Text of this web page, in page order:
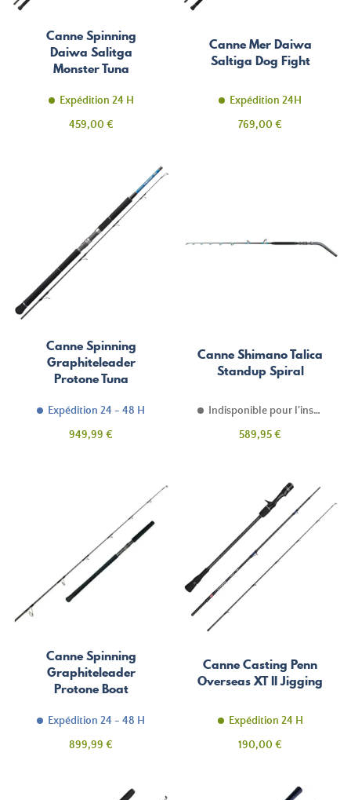
Canne Spinning
Daiwa Salitga
Monster Tuna
Expédition 24 H
Prix
459,00 €
Canne Mer Daiwa
Saltiga Dog Fight
Expédition 24H
Prix
769,00 €
Canne Spinning
Graphiteleader
Protone Tuna
Expédition 24 - 48 H
Prix
949,99 €
Canne Shimano Talica
Standup Spiral
Indisponible pour l'instant
Prix
589,95 €
Canne Spinning
Graphiteleader
Protone Boat
Expédition 24 - 48 H
Prix
899,99 €
Canne Casting Penn
Overseas XT II Jigging
Expédition 24 H
Prix
190,00 €